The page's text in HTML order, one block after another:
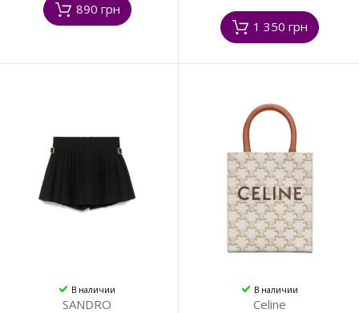
890 грн
1 350 грн
В наличии
SANDRO
В наличии
Celine